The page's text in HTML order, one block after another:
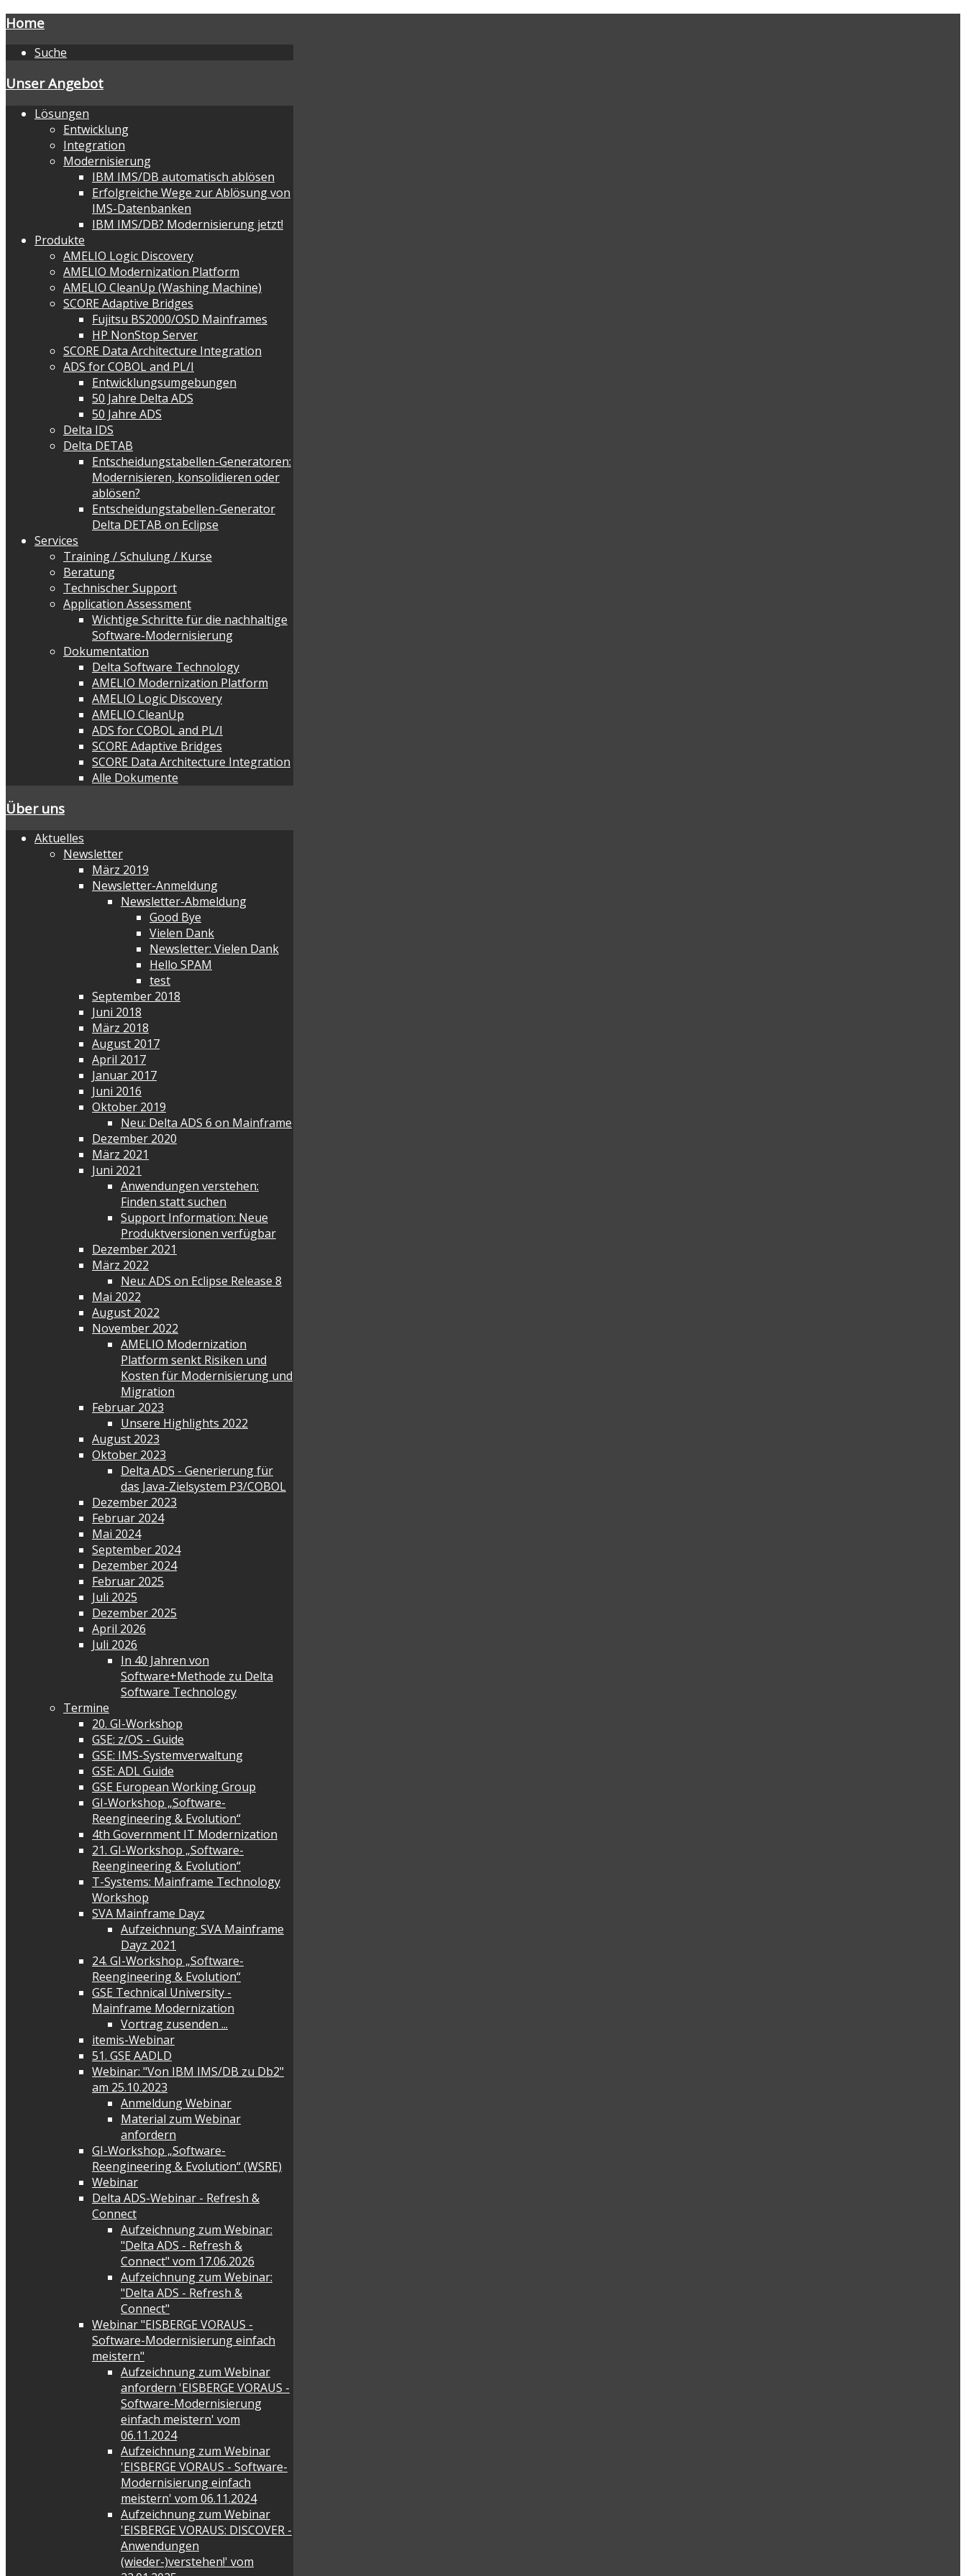
Home
Suche
Unser Angebot
Lösungen
Entwicklung
Integration
Modernisierung
IBM IMS/DB automatisch ablösen
Erfolgreiche Wege zur Ablösung von
IMS-Datenbanken
IBM IMS/DB? Modernisierung jetzt!
Produkte
AMELIO Logic Discovery
AMELIO Modernization Platform
AMELIO CleanUp (Washing Machine)
SCORE Adaptive Bridges
Fujitsu BS2000/OSD Mainframes
HP NonStop Server
SCORE Data Architecture Integration
ADS for COBOL and PL/I
Entwicklungsumgebungen
50 Jahre Delta ADS
50 Jahre ADS
Delta IDS
Delta DETAB
Entscheidungstabellen-Generatoren:
Modernisieren, konsolidieren oder
ablösen?
Entscheidungstabellen-Generator
Delta DETAB on Eclipse
Services
Training / Schulung / Kurse
Beratung
Technischer Support
Application Assessment
Wichtige Schritte für die nachhaltige
Software-Modernisierung
Dokumentation
Delta Software Technology
AMELIO Modernization Platform
AMELIO Logic Discovery
AMELIO CleanUp
ADS for COBOL and PL/I
SCORE Adaptive Bridges
SCORE Data Architecture Integration
Alle Dokumente
Über uns
Aktuelles
Newsletter
März 2019
Newsletter-Anmeldung
Newsletter-Abmeldung
Good Bye
Vielen Dank
Newsletter: Vielen Dank
Hello SPAM
test
September 2018
Juni 2018
März 2018
August 2017
April 2017
Januar 2017
Juni 2016
Oktober 2019
Neu: Delta ADS 6 on Mainframe
Dezember 2020
März 2021
Juni 2021
Anwendungen verstehen:
Finden statt suchen
Support Information: Neue
Produktversionen verfügbar
Dezember 2021
März 2022
Neu: ADS on Eclipse Release 8
Mai 2022
August 2022
November 2022
AMELIO Modernization
Platform senkt Risiken und
Kosten für Modernisierung und
Migration
Februar 2023
Unsere Highlights 2022
August 2023
Oktober 2023
Delta ADS - Generierung für
das Java-Zielsystem P3/COBOL
Dezember 2023
Februar 2024
Mai 2024
September 2024
Dezember 2024
Februar 2025
Juli 2025
Dezember 2025
April 2026
Juli 2026
In 40 Jahren von
Software+Methode zu Delta
Software Technology
Termine
20. GI-Workshop
GSE: z/OS - Guide
GSE: IMS-Systemverwaltung
GSE: ADL Guide
GSE European Working Group
GI-Workshop „Software-
Reengineering & Evolution“
4th Government IT Modernization
21. GI-Workshop „Software-
Reengineering & Evolution“
T-Systems: Mainframe Technology
Workshop
SVA Mainframe Dayz
Aufzeichnung: SVA Mainframe
Dayz 2021
24. GI-Workshop „Software-
Reengineering & Evolution“
GSE Technical University -
Mainframe Modernization
Vortrag zusenden ...
itemis-Webinar
51. GSE AADLD
Webinar: "Von IBM IMS/DB zu Db2"
am 25.10.2023
Anmeldung Webinar
Material zum Webinar
anfordern
GI-Workshop „Software-
Reengineering & Evolution“ (WSRE)
Webinar
Delta ADS-Webinar - Refresh &
Connect
Aufzeichnung zum Webinar:
"Delta ADS - Refresh &
Connect" vom 17.06.2026
Aufzeichnung zum Webinar:
"Delta ADS - Refresh &
Connect"
Webinar "EISBERGE VORAUS -
Software-Modernisierung einfach
meistern"
Aufzeichnung zum Webinar
anfordern 'EISBERGE VORAUS -
Software-Modernisierung
einfach meistern' vom
06.11.2024
Aufzeichnung zum Webinar
'EISBERGE VORAUS - Software-
Modernisierung einfach
meistern' vom 06.11.2024
Aufzeichnung zum Webinar
'EISBERGE VORAUS: DISCOVER -
Anwendungen
(wieder-)verstehen!' vom